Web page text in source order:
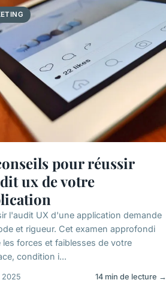
pour réussir
ux de votre
l'audit UX d'une application demande
et rigueur. Cet examen approfondi
les forces et faiblesses de votre
condition i...
2025 14 min de lecture →